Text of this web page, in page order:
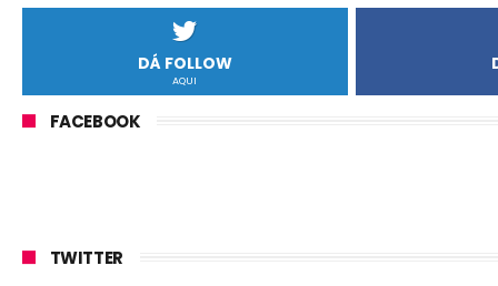
DÁ FOLLOW
AQUI
FACEBOOK
TWITTER